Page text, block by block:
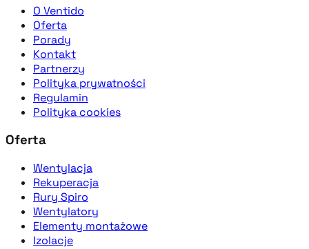
O Ventido
Oferta
Porady
Kontakt
Partnerzy
Polityka prywatności
Regulamin
Polityka cookies
Oferta
Wentylacja
Rekuperacja
Rury Spiro
Wentylatory
Elementy montażowe
Izolacje